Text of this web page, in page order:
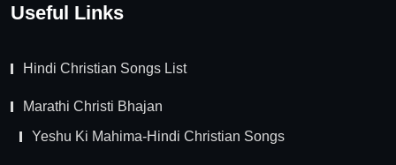
Useful Links
Hindi Christian Songs List
Marathi Christi Bhajan
Yeshu Ki Mahima-Hindi Christian Songs